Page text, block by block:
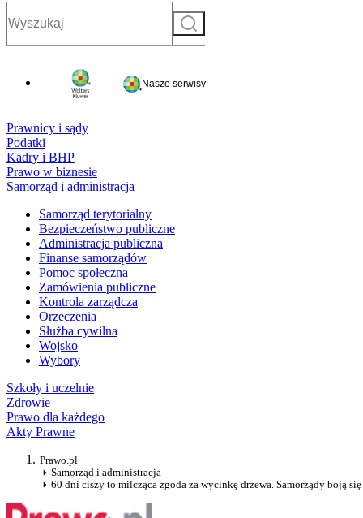
Szukaj
Nasze serwisy
Prawnicy i sądy
Podatki
Kadry i BHP
Prawo w biznesie
Samorząd i administracja
Samorząd terytorialny
Bezpieczeństwo publiczne
Administracja publiczna
Finanse samorządów
Pomoc społeczna
Zamówienia publiczne
Kontrola zarządcza
Orzeczenia
Służba cywilna
Wojsko
Wybory
Szkoły i uczelnie
Zdrowie
Prawo dla każdego
Akty Prawne
Prawo.pl
Samorząd i administracja
60 dni ciszy to milcząca zgoda za wycinkę drzewa. Samorządy boją